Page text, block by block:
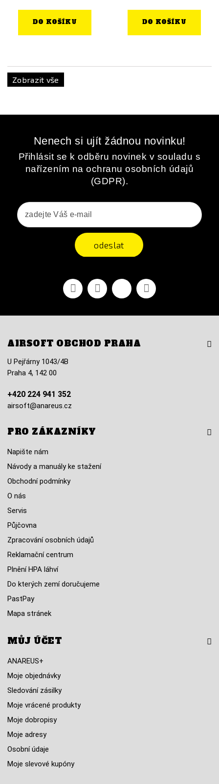
DO KOŠÍKU DO KOŠÍKU
Zobrazit vše
Nenech si ujít žádnou novinku!
Přihlásit se k odběru novinek v souladu s
nařízením na ochranu osobních údajů
(GDPR).
odeslat
FacebookYouTubeVimeo Instagram
AIRSOFT OBCHOD PRAHA
U Pejřárny 1043/4B
Praha 4, 142 00
+420 224 941 352
airsoft@anareus.cz
PRO ZÁKAZNÍKY
Napište nám
Návody a manuály ke stažení
Obchodní podmínky
O nás
Servis
Půjčovna
Zpracování osobních údajů
Reklamační centrum
Plnění HPA láhví
Do kterých zemí doručujeme
PastPay
Mapa stránek
MŮJ ÚČET
ANAREUS+
Moje objednávky
Sledování zásilky
Moje vrácené produkty
Moje dobropisy
Moje adresy
Osobní údaje
Moje slevové kupóny